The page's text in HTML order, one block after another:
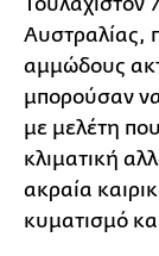
Αυστραλίας,
αμμώδους
μπορούσαν
με μελέτη
κλιματική
ακραία
κυματισμό